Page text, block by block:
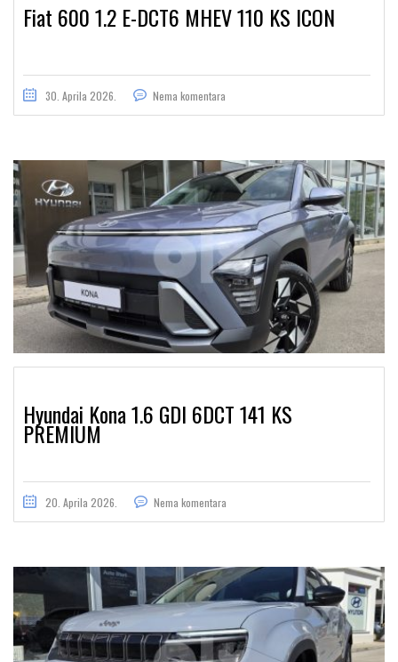
Fiat 600 1.2 E-DCT6 MHEV 110 KS ICON
30. Aprila 2026. Nema komentara
Hyundai Kona 1.6 GDI 6DCT 141 KS
PREMIUM
20. Aprila 2026. Nema komentara